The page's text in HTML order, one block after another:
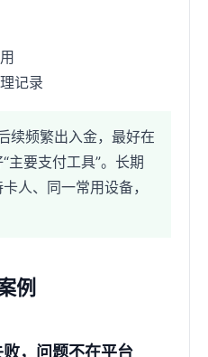
记录
续频繁出入金，最好在
主要支付工具”。长期
人、同一常用设备，
例
，问题不在平台